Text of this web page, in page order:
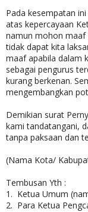
Pada kesempatan
atas kepercayaan
namun mohon maaf
tidak dapat kita
maaf apabila dalam
sebagai pengurus
kurang berkenan.
mengembangkan
Demikian surat
kami tandatangani,
tanpa paksaan dan
(Nama Kota/
Tembusan Yth :
1. Ketua Umum
2. Para Ketua